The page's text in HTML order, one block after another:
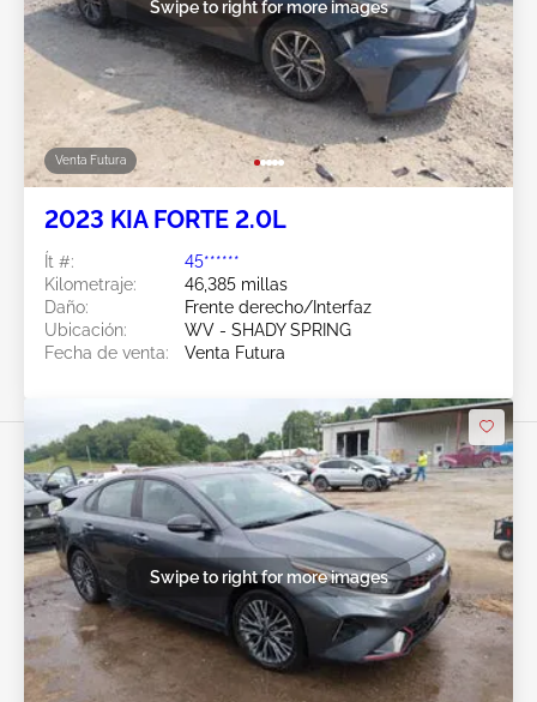
Venta Futura
Swipe to right for more images
2023 KIA FORTE 2.0L
Ít #:
45******
Kilometraje:
46,385 millas
Daño:
Frente derecho/Interfaz
Ubicación:
WV - SHADY SPRING
Fecha de venta:
Venta Futura
Swipe to right for more images